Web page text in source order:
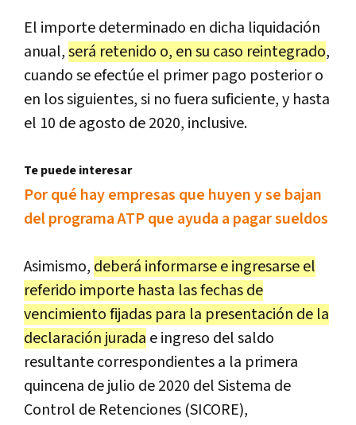
El importe determinado en dicha liquidación
anual,será retenido o, en su caso reintegrado,
cuando se efectúe el primer pago posterior o
en los siguientes, si no fuera suficiente, y hasta
el 10 de agosto de 2020, inclusive.
Te puede interesar
Por qué hay empresas que huyen y se bajan
del programa ATP que ayuda a pagar sueldos
Asimismo, deberá informarse e ingresarse el
referido importe hasta las fechas de
vencimiento fijadas para la presentación de la
declaración jurada e ingreso del saldo
resultante correspondientes a la primera
quincena de julio de 2020 del Sistema de
Control de Retenciones (SICORE),